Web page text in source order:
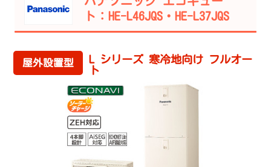
ト：HE-L46JQS・HE-L37JQS
屋外設置型
L シリーズ 寒冷地向け フルオー
ト